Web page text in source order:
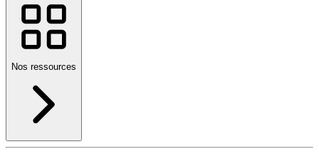
Nos ressources